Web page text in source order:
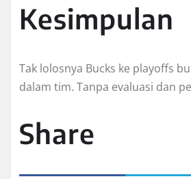
Kesimpulan
Tak lolosnya Bucks ke playoffs
dalam tim. Tanpa evaluasi dan
Share